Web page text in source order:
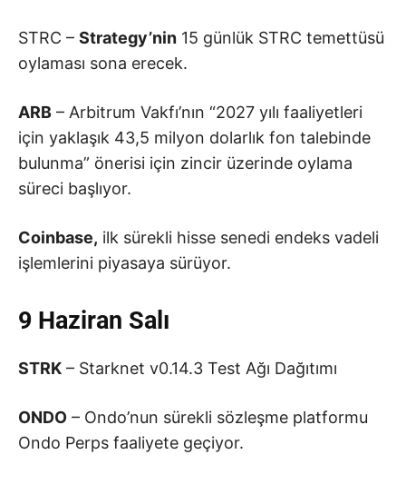
STRC – Strategy’nin 15 günlük STRC temettüsü
oylaması sona erecek.
ARB – Arbitrum Vakfı’nın “2027 yılı faaliyetleri
için yaklaşık 43,5 milyon dolarlık fon talebinde
bulunma” önerisi için zincir üzerinde oylama
süreci başlıyor.
Coinbase, ilk sürekli hisse senedi endeks vadeli
işlemlerini piyasaya sürüyor.
9 Haziran Salı
STRK – Starknet v0.14.3 Test Ağı Dağıtımı
ONDO – Ondo’nun sürekli sözleşme platformu
Ondo Perps faaliyete geçiyor.